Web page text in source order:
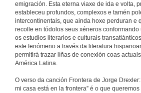
emigración. Esta eterna viaxe de ida e volta,
estableceu profundos, complexos e tamén
intercontinentais, que ainda hoxe perduran e
recolle en tódolos seus xéneros
os estudios literarios e culturais
este fenómeno a través da literatura
permitirá trazar líñas de conexión coas
América Latina.
O verso da canción Frontera de Jorge
mi casa está en la frontera” é o que